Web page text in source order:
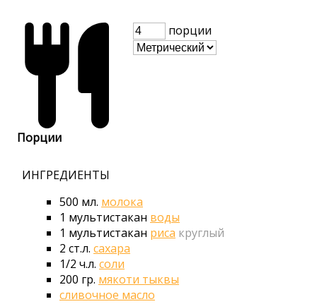
Порции
порции
ИНГРЕДИЕНТЫ
500 мл. молока
1 мультистакан воды
1 мультистакан риса круглый
2 ст.л. сахара
1/2 ч.л. соли
200 гр. мякоти тыквы
сливочное масло